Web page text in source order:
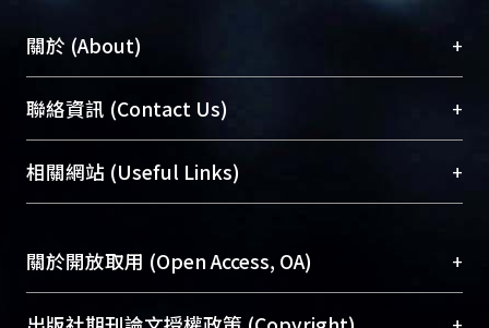
關於 (About) +
臺大位居世界頂尖大學之列，為永久珍藏及向國際
展現本校豐碩的研究成果及學術能量，圖書館整合
機構典藏（NTUR）與學術庫（AH）不同功能平
台，成為臺大學術典藏NTU scholars。期能整合研
成果。
To permanently archive and promote researcher
profiles and scholarly works, Library integrates the
聯絡資訊 (Contact Us) +
總館學科館員(Main Library)
醫學圖書館學科館員(Medical Library)
Sciences Library)
相關網站 (Useful Links) +
關於開放取用 (Open Access, OA) +